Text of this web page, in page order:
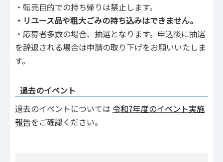
‧転売⽬的での持ち帰りは禁⽌します。
‧リユース品や粗大ごみの持ち込みはできません。
・応募者多数の場合、抽選となります。申込後に抽選
を辞退される場合は申請の取り下げをお願いいたしま
す。
過去のイベント
過去のイベントについては 令和7年度のイベント実施
報告をご確認ください。